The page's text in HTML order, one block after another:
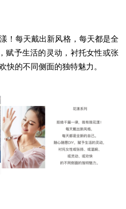
！每天戴出新风格， 每天都是全
赋予生活的灵动， 衬托女性或张
快的不同侧面的独特魅力。